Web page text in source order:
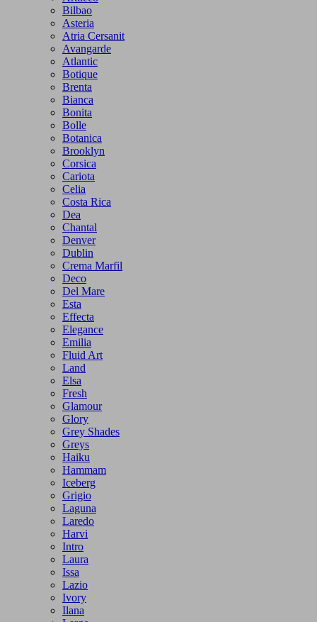
Bilbao
Asteria
Atria Cersanit
Avangarde
Atlantic
Botique
Brenta
Bianca
Bonita
Bolle
Botanica
Brooklyn
Corsica
Cariota
Celia
Costa Rica
Dea
Chantal
Denver
Dublin
Crema Marfil
Deco
Del Mare
Esta
Effecta
Elegance
Emilia
Fluid Art
Land
Elsa
Fresh
Glamour
Glory
Grey Shades
Greys
Haiku
Hammam
Iceberg
Grigio
Laguna
Laredo
Harvi
Intro
Laura
Issa
Lazio
Ivory
Ilana